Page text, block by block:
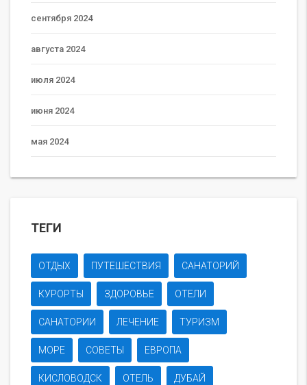
сентября 2024
августа 2024
июля 2024
июня 2024
мая 2024
ТЕГИ
ОТДЫХ ПУТЕШЕСТВИЯ САНАТОРИЙ
КУРОРТЫ ЗДОРОВЬЕ ОТЕЛИ
САНАТОРИИ ЛЕЧЕНИЕ ТУРИЗМ
МОРЕ СОВЕТЫ ЕВРОПА
КИСЛОВОДСК ОТЕЛЬ ДУБАЙ